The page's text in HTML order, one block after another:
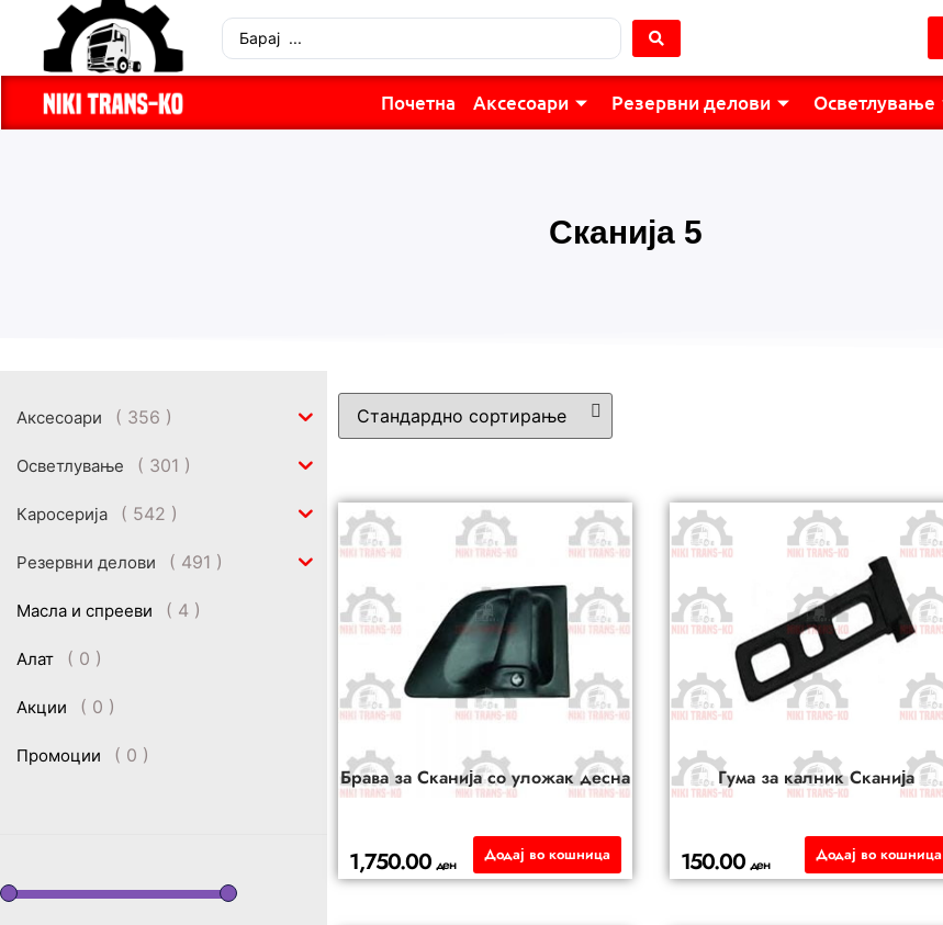
Почетна Аксесоари Резервни делови Осветлување
Сканија 5
Аксесоари ( 356 )
Осветлување ( 301 )
Каросерија ( 542 )
Резервни делови ( 491 )
Масла и спрееви ( 4 )
Алат ( 0 )
Акции ( 0 )
Промоции ( 0 )
Брава за Сканија со уложак десна
1,750.00 ден Додај во кошница
Гума за калник Сканија
150.00 ден Додај во кошница